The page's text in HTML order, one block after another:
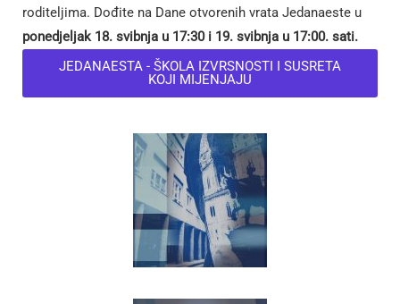
roditeljima. Dođite na Dane otvorenih vrata Jedanaeste u
ponedjeljak 18. svibnja u 17:30 i 19. svibnja u 17:00. sati.
JEDANAESTA - ŠKOLA IZVRSNOSTI I SUSRETA
KOJI MIJENJAJU